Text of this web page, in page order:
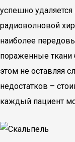
успешно
радиоволновой
наиболее
пораженные ткани
этом не оставляя
недостатков –
каждый пациент